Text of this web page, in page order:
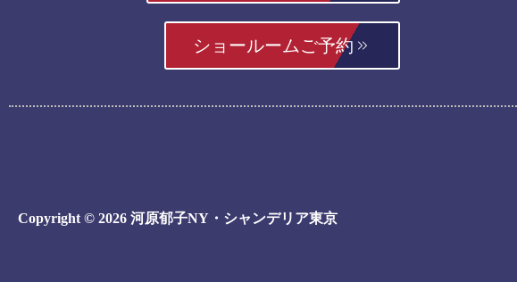
ショールームご予約
Copyright © 2026 河原郁子NY・シャンデリア東京